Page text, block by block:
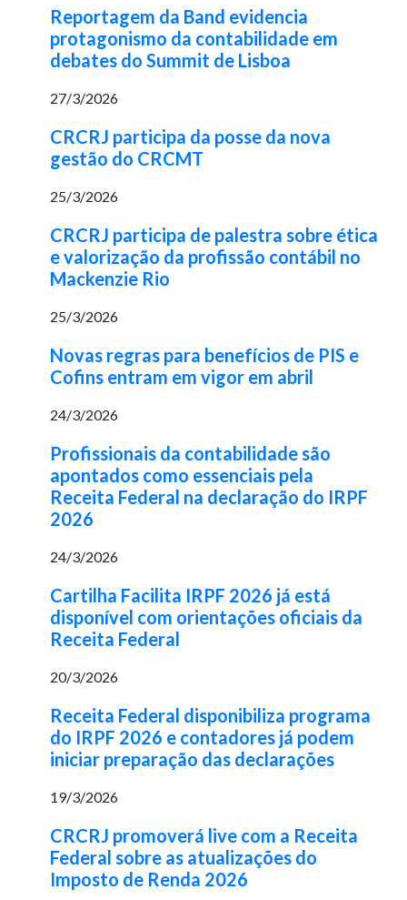
Reportagem da Band evidencia
protagonismo da contabilidade em
debates do Summit de Lisboa
27/3/2026
CRCRJ participa da posse da nova
gestão do CRCMT
25/3/2026
CRCRJ participa de palestra sobre ética
e valorização da profissão contábil no
Mackenzie Rio
25/3/2026
Novas regras para benefícios de PIS e
Cofins entram em vigor em abril
24/3/2026
Profissionais da contabilidade são
apontados como essenciais pela
Receita Federal na declaração do IRPF
2026
24/3/2026
Cartilha Facilita IRPF 2026 já está
disponível com orientações oficiais da
Receita Federal
20/3/2026
Receita Federal disponibiliza programa
do IRPF 2026 e contadores já podem
iniciar preparação das declarações
19/3/2026
CRCRJ promoverá live com a Receita
Federal sobre as atualizações do
Imposto de Renda 2026